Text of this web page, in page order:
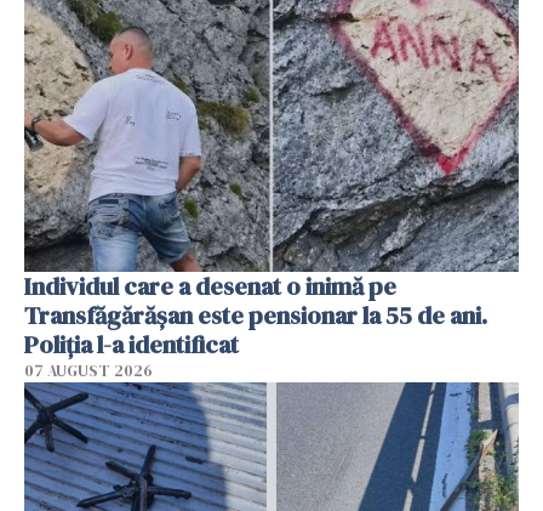
Individul care a desenat o inimă pe
Transfăgărășan este pensionar la 55 de ani.
Poliția l-a identificat
07 AUGUST 2026